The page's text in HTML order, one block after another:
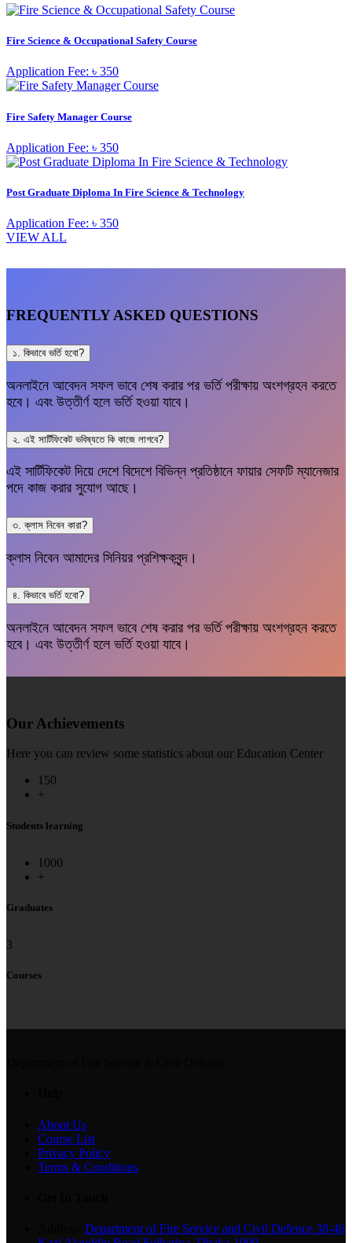
Fire Science & Occupational Safety Course
Application Fee: ৳ 350
Fire Safety Manager Course
Application Fee: ৳ 350
Post Graduate Diploma In Fire Science & Technology
Application Fee: ৳ 350
VIEW ALL
FREQUENTLY ASKED QUESTIONS
১. কিভাবে ভর্তি হবো?
অনলাইনে আবেদন সফল ভাবে শেষ করার পর ভর্তি পরীক্ষায় অংশগ্রহন করতে
হবে। এবং উত্তীর্ণ হলে ভর্তি হওয়া যাবে।
২. এই সার্টিফিকেট ভবিষ্যতে কি কাজে লাগবে?
এই সার্টিফিকেট দিয়ে দেশে বিদেশে বিভিন্ন প্রতিষ্ঠানে ফায়ার সেফটি ম্যানেজার
পদে কাজ করার সুযোগ আছে।
৩. ক্লাস নিবেন কারা?
ক্লাস নিবেন আমাদের সিনিয়র প্রশিক্ষকবৃন্দ।
৪. কিভাবে ভর্তি হবো?
অনলাইনে আবেদন সফল ভাবে শেষ করার পর ভর্তি পরীক্ষায় অংশগ্রহন করতে
হবে। এবং উত্তীর্ণ হলে ভর্তি হওয়া যাবে।
Our Achievements
Here you can review some statistics about our Education Center
150
+
Students learning
1000
+
Graduates
3
Courses
About Us
Course List
Privacy Policy
Terms & Conditions
Department of Fire Service and Civil Defence 38-46